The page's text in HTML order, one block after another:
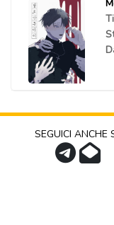
SEGUICI ANCHE